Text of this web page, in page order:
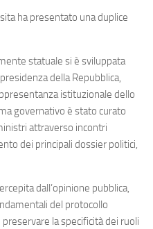
ha presentato una duplice
statuale si è sviluppata
della Repubblica,
istituzionale dello
governativo è stato curato
attraverso incontri
dei principali dossier politici,
dall’opinione pubblica,
del protocollo
la specificità dei ruoli